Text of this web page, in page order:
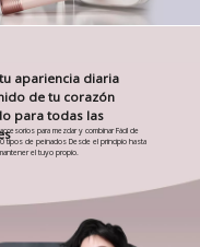
apariencia diaria
de tu corazón
para todas las
para mezclar y combinar Fácil de
tipos de peinados Desde el principio hasta
el tuyo propio.